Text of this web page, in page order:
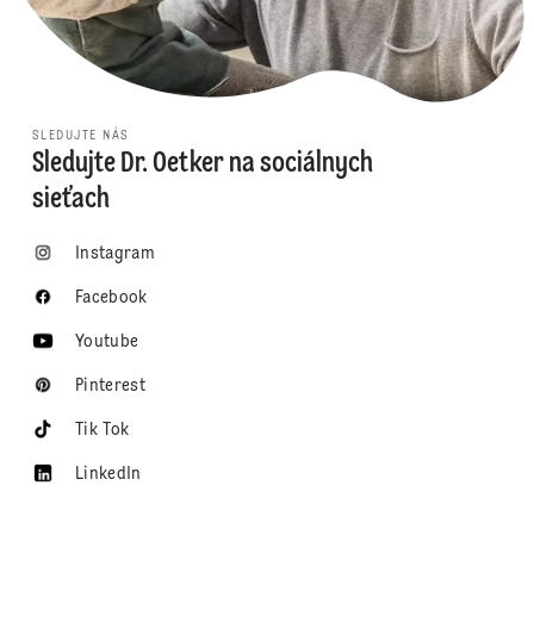
SLEDUJTE NÁS
Sledujte Dr. Oetker na sociálnych
sieťach
Instagram
Facebook
Youtube
Pinterest
Tik Tok
LinkedIn